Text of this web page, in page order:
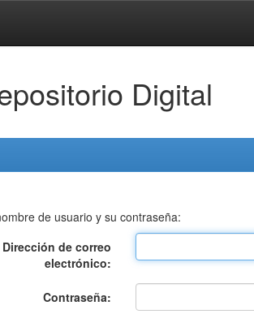
Digital
de usuario y su contraseña:
Dirección de correo
electrónico:
Contraseña: